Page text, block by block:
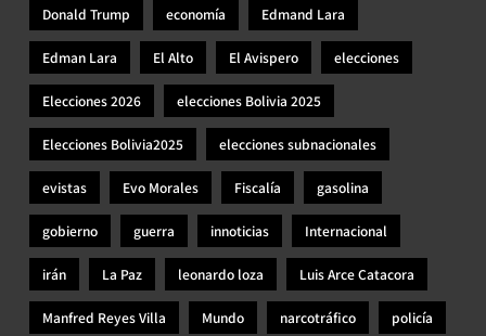
Donald Trump economía Edmand Lara
Edman Lara El Alto El Avispero elecciones
Elecciones 2026 elecciones Bolivia 2025
Elecciones Bolivia2025 elecciones subnacionales
evistas Evo Morales Fiscalía gasolina
gobierno guerra innoticias Internacional
irán La Paz leonardo loza Luis Arce Catacora
Manfred Reyes Villa Mundo narcotráfico policía